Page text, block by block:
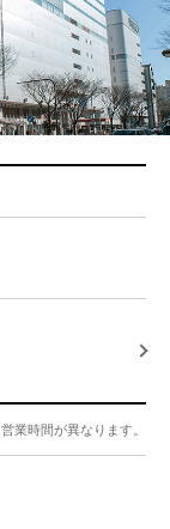
業時間が異なります。